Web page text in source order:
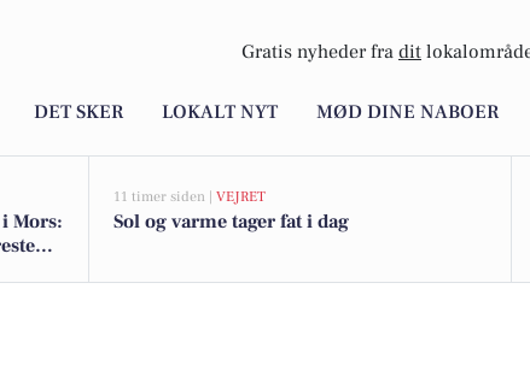
Gratis nyheder fra dit
DET SKER LOKALT NYT MØD DINE NABOER
Mors:
11 timer siden | VEJRET
Sol og varme tager fat i dag